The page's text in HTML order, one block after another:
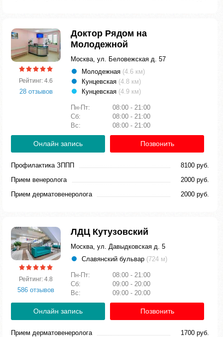
Рейтинг: 4.6
28 отзывов
Доктор Рядом на
Молодежной
Москва, ул. Беловежская д. 57
Молодежная (4.6 км)
Кунцевская (4.8 км)
Кунцевская (4.9 км)
Пн-Пт:
08:00 - 21:00
Сб:
08:00 - 21:00
Вс:
08:00 - 21:00
Онлайн запись Позвонить
Профилактика ЗППП
8100 руб.
Прием венеролога
2000 руб.
Прием дерматовенеролога
2000 руб.
Рейтинг: 4.8
586 отзывов
ЛДЦ Кутузовский
Москва, ул. Давыдковская д. 5
Славянский бульвар (724 м)
Пн-Пт:
08:00 - 21:00
Сб:
09:00 - 20:00
Вс:
09:00 - 20:00
Онлайн запись Позвонить
Прием дерматовенеролога
1700 руб.